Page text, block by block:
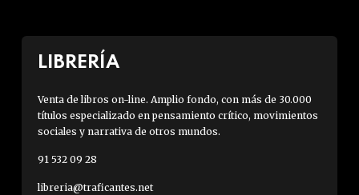
LIBRERÍA
Venta de libros on-line. Amplio fondo, con más de 30.000
títulos especializado en pensamiento crítico, movimientos
sociales y narrativa de otros mundos.
91 532 09 28
libreria@traficantes.net